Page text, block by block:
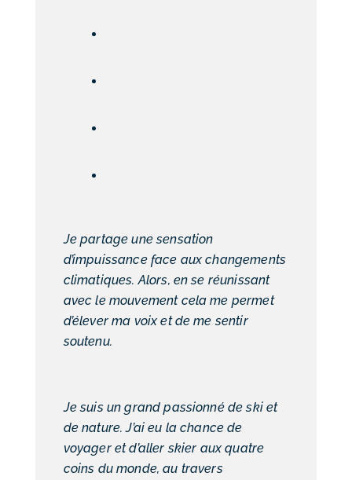
Je partage une sensation
d’impuissance face aux changements
climatiques. Alors, en se réunissant
avec le mouvement cela me permet
d’élever ma voix et de me sentir
soutenu.
Je suis un grand passionné de ski et
de nature. J’ai eu la chance de
voyager et d’aller skier aux quatre
coins du monde, au travers